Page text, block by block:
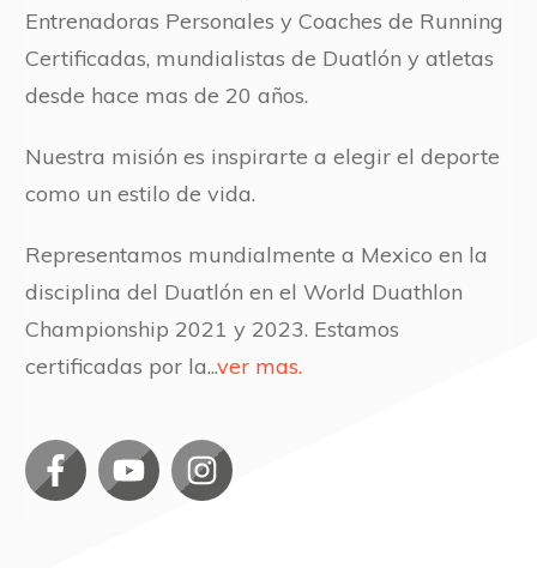
Entrenadoras Personales y Coaches de Running
Certificadas, mundialistas de Duatlón y atletas
desde hace mas de 20 años.
Nuestra misión es inspirarte a elegir el deporte
como un estilo de vida.
Representamos mundialmente a Mexico en la
disciplina del Duatlón en el World Duathlon
Championship 2021 y 2023. Estamos
certificadas por la...ver mas.